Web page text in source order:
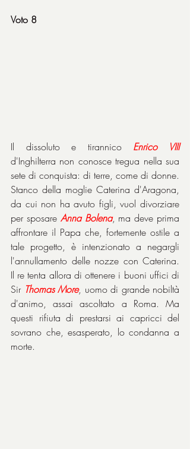
Voto 8
Il dissoluto e tirannico Enrico VIII
d'Inghilterra non conosce tregua nella sua
sete di conquista: di terre, come di donne.
Stanco della moglie Caterina d'Aragona,
da cui non ha avuto figli, vuol divorziare
per sposare Anna Bolena, ma deve prima
affrontare il Papa che, fortemente ostile a
tale progetto, è intenzionato a negargli
l'annullamento delle nozze con Caterina.
Il re tenta allora di ottenere i buoni uffici di
Sir Thomas More, uomo di grande nobiltà
d'animo, assai ascoltato a Roma. Ma
questi rifiuta di prestarsi ai capricci del
sovrano che, esasperato, lo condanna a
morte.